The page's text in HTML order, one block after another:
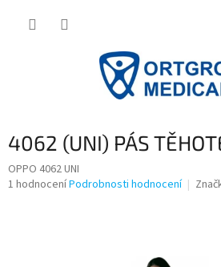
4062 (UNI) PÁS
OPPO 4062 UNI
Průměrné
1 hodnoceníPodrobnosti hodnocení